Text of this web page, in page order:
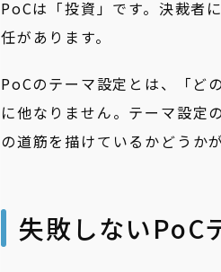
PoCは「投資」です。決裁者
任があります。
PoCのテーマ設定とは、「ど
に他なりません。テーマ設定
の道筋を描けているかどうか
失敗しないPoC